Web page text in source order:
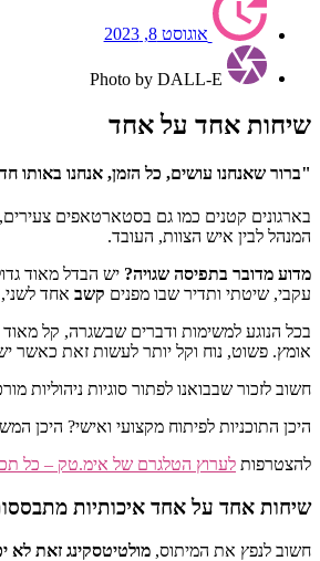
אוגוסט 8, 2023
Photo by DALL-E
שיחות אחד על אחד
"ברור שאנחנו עושים, כל הזמן, אנחנו באותו
בארגונים קטנים כמו גם בסטארטאפים
המנהל לבין איש הצוות, העובד.
מדוע מדובר בתפיסה שגויה? יש הבדל מאוד
עקבי, שיטתי ותדיר שבו מפנים קשב אחד
בכל הנוגע למשימות ודברים שבשגרה, קל מאוד
אומץ. פשוט, נוח וקל יותר לעשות זאת כאשר
חשוב לזכור שבבואנו לפתור סוגיות
היכן התוכניות לפיתוח מקצועי ואישי? היכן
להצטרפות לערוץ הטלגרם של אימ.טק – כל
שיחות אחד על אחד איכותיות מתבססות על 100% קשב, כנות, וכוונה
חשוב לנפץ את המיתוס, מולטיטסקינג זאת לא